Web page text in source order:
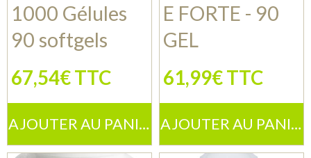
1000 Gélules
90 softgels
67,54€ TTC
AJOUTER AU PANIER
E FORTE - 90
GEL
61,99€ TTC
AJOUTER AU PANIER